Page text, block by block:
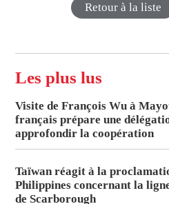
Retour à la liste
Les plus lus
Visite de François Wu à
français prépare une
approfondir la coopération
Taïwan réagit à la
Philippines concernant la
de Scarborough